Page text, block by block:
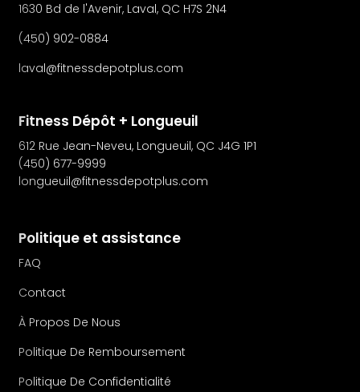
1630 Bd de l'Avenir, Laval, QC H7S 2N4
(450) 902-0884
laval@fitnessdepotplus.com
Fitness Dépôt + Longueuil
612 Rue Jean-Neveu, Longueuil, QC J4G 1P1
(450) 677-9999
longueuil@fitnessdepotplus.com
Politique et assistance
FAQ
Contact
À Propos De Nous
Politique De Remboursement
Politique De Confidentialité